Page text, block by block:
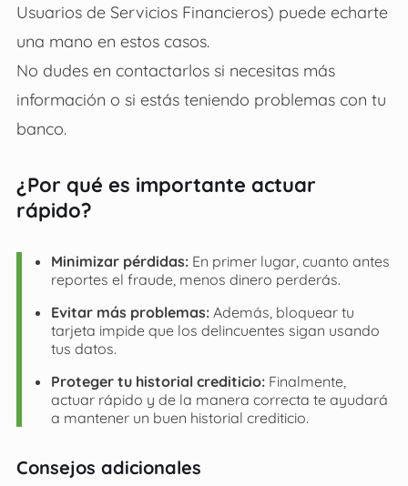
Usuarios de Servicios Financieros) puede echarte
una mano en estos casos.
No dudes en contactarlos si necesitas más
información o si estás teniendo problemas con tu
banco.
¿Por qué es importante actuar
rápido?
Minimizar pérdidas:En primer lugar, cuanto antes
reportes el fraude, menos dinero perderás.
Evitar más problemas:Además, bloquear tu
tarjeta impide que los delincuentes sigan usando
tus datos.
Proteger tu historial crediticio: Finalmente,
actuar rápido y de la manera correcta te ayudará
a mantener un buen historial crediticio.
Consejos adicionales